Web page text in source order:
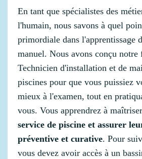
En tant que spécialistes des
l'humain, nous savons à quel
primordiale dans l'apprentissage
manuel. Nous avons conçu notre
Technicien d'installation et de
piscines pour que vous puissiez
mieux à l'examen, tout en
vous. Vous apprendrez à maîtriser
service de piscine et assurer
préventive et curative. Pour
vous devez avoir accès à un